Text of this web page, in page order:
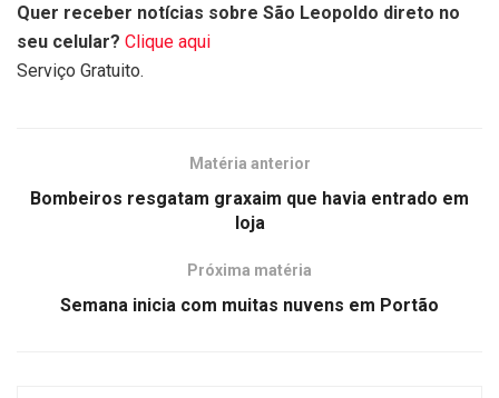
Quer receber notícias sobre São Leopoldo direto no
seu celular? Clique aqui
Serviço Gratuito.
Matéria anterior
Bombeiros resgatam graxaim que havia entrado em
loja
Próxima matéria
Semana inicia com muitas nuvens em Portão